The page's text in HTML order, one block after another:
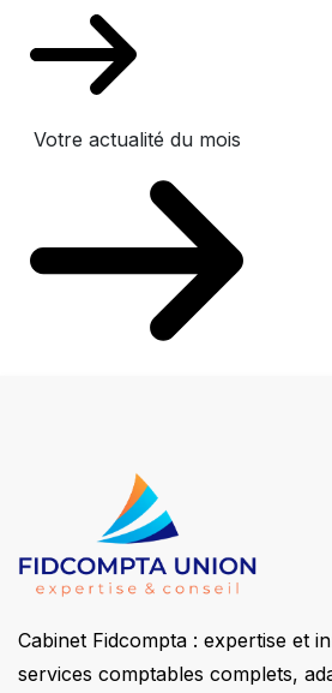
Votre actualité du mois
Cabinet Fidcompta : expertise et
services comptables complets,